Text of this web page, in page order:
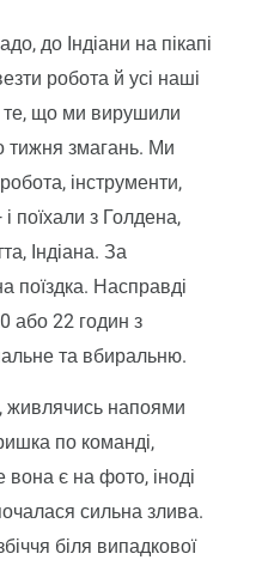
до Індіани на пікапі
робота й усі наші
те, що ми вирушили
тижня змагань. Ми
інструменти,
поїхали з Голдена,
Індіана. За
поїздка. Насправді
або 22 годин з
та вбиральню.
живлячись напоями
по команді,
вона є на фото, іноді
сильна злива.
біля випадкової